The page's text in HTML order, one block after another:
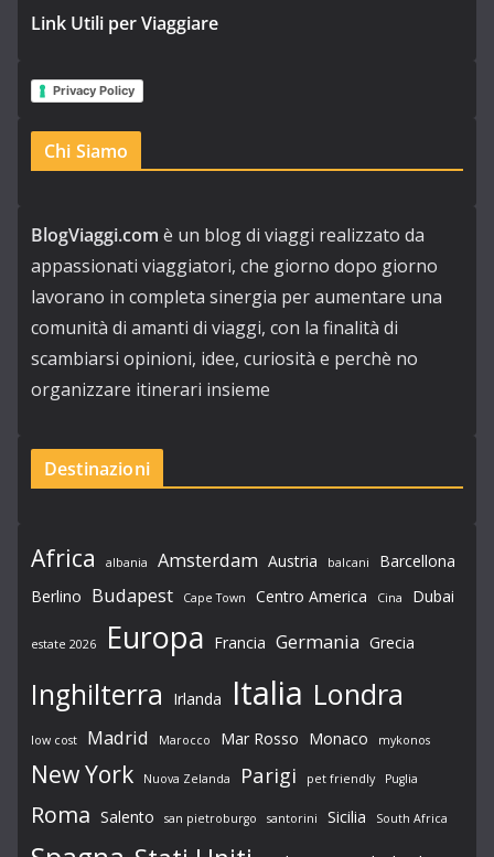
Link Utili per Viaggiare
Privacy Policy
Chi Siamo
BlogViaggi.com è un blog di viaggi realizzato da
appassionati viaggiatori, che giorno dopo giorno
lavorano in completa sinergia per aumentare una
comunità di amanti di viaggi, con la finalità di
scambiarsi opinioni, idee, curiosità e perchè no
organizzare itinerari insieme
Destinazioni
Africa albania Amsterdam Austria balcani
Barcellona
Berlino Budapest Cape Town Centro America Cina Dubai
estate 2026 Europa Francia Germania Grecia
Inghilterra Irlanda Italia Londra
low cost Madrid Marocco Mar Rosso Monaco mykonos
New York Nuova Zelanda Parigi pet friendly Puglia
Roma Salento san pietroburgo santorini Sicilia South Africa